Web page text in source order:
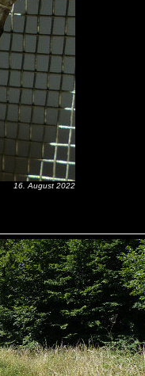
16. August 2022